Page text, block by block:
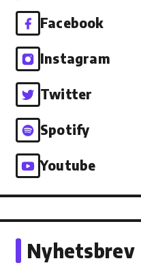
Facebook
Instagram
Twitter
Spotify
Youtube
Nyhetsbrev